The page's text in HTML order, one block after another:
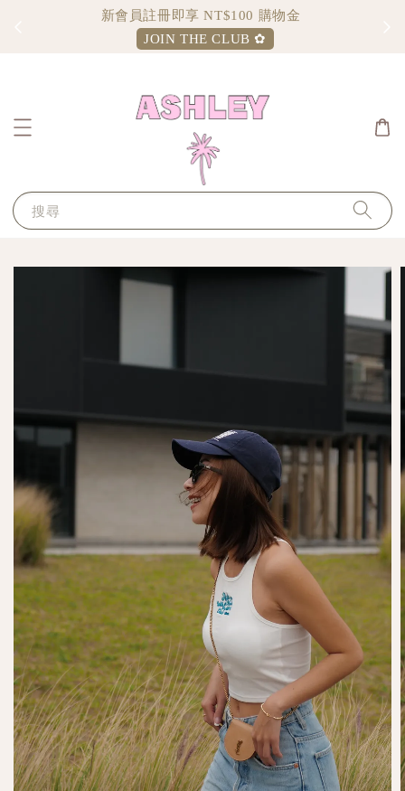
JULY Pre-order｜07/30— 08/02｜
$2,000 free shipping till 8/2 Sun.23:59
搜尋